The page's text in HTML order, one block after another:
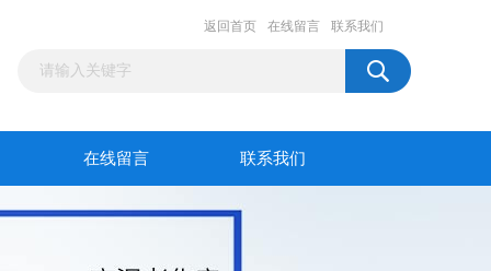
返回首页 在线留言 联系我们
在线留言 联系我们